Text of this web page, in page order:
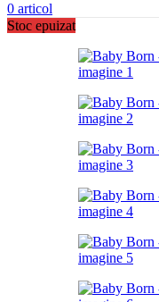
0 articol
Stoc epuizat